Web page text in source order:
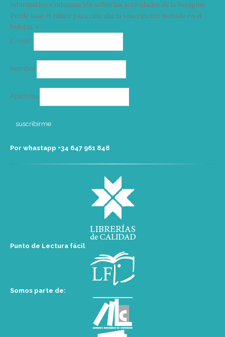
informativo e información sobre las actividades de la Vorágine.
Puede usar el enlace para cancelar la suscripción incluido en el
boletín. >
E-mail*
Nombre
Apellidos
Por whastapp +34 ‭647 961 848‬
Punto de Lectura fácil
Somos parte de: